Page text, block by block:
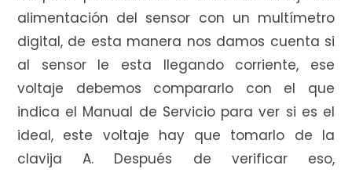
alimentación del sensor con un multímetro
digital, de esta manera nos damos cuenta si
al sensor le esta llegando corriente, ese
voltaje debemos compararlo con el que
indica el Manual de Servicio para ver si es el
ideal, este voltaje hay que tomarlo de la
clavija A. Después de verificar eso,